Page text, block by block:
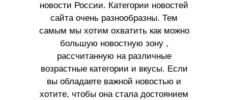
новости России. Категории новостей
сайта очень разнообразны. Тем
самым мы хотим охватить как можно
большую новостную зону ,
рассчитанную на различные
возрастные категории и вкусы. Если
вы обладаете важной новостью и
хотите, чтобы она стала достоянием